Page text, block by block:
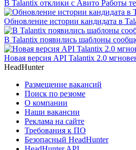
В Talantix отклики с Авито Работы
Обновление истории кандидата в
В Talantix появились шаблоны
Новая версия API Talantix 2.0
HeadHunter
Размещение вакансий
Поиск по резюме
О компании
Наши вакансии
Реклама на сайте
Требования к ПО
Безопасный HeadHunter